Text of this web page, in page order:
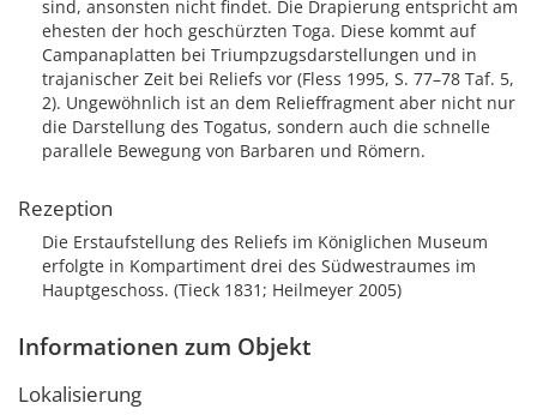
sind, ansonsten nicht findet. Die Drapierung entspricht am
ehesten der hoch geschürzten Toga. Diese kommt auf
Campanaplatten bei Triumpzugsdarstellungen und in
trajanischer Zeit bei Reliefs vor (Fless 1995, S. 77–78 Taf. 5,
2). Ungewöhnlich ist an dem Relieffragment aber nicht nur
die Darstellung des Togatus, sondern auch die schnelle
parallele Bewegung von Barbaren und Römern.
Rezeption
Die Erstaufstellung des Reliefs im Königlichen Museum
erfolgte in Kompartiment drei des Südwestraumes im
Hauptgeschoss. (Tieck 1831; Heilmeyer 2005)
Informationen zum Objekt
Lokalisierung